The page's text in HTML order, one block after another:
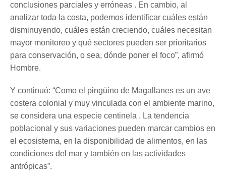
conclusiones parciales y erróneas . En cambio, al
analizar toda la costa, podemos identificar cuáles están
disminuyendo, cuáles están creciendo, cuáles necesitan
mayor monitoreo y qué sectores pueden ser prioritarios
para conservación, o sea, dónde poner el foco”, afirmó
Hombre.
Y continuó: “Como el pingüino de Magallanes es un ave
costera colonial y muy vinculada con el ambiente marino,
se considera una especie centinela . La tendencia
poblacional y sus variaciones pueden marcar cambios en
el ecosistema, en la disponibilidad de alimentos, en las
condiciones del mar y también en las actividades
antrópicas”.